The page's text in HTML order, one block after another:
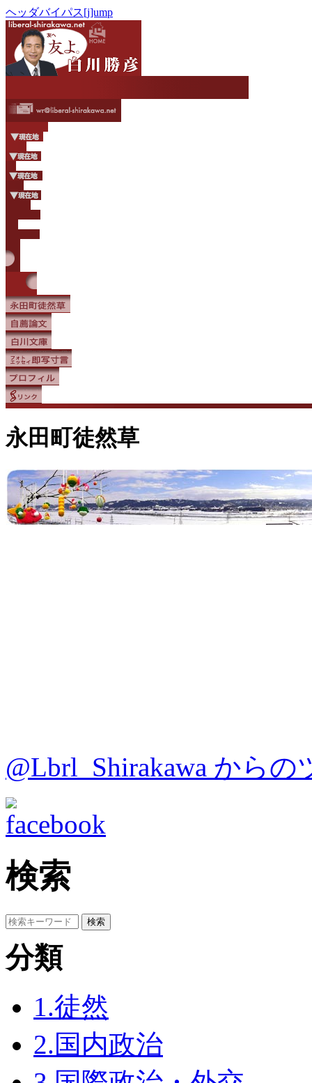
ヘッダバイパス[j]ump
永田町徒然草
@Lbrl_Shirakawa からの
検索
分類
1.徒然
2.国内政治